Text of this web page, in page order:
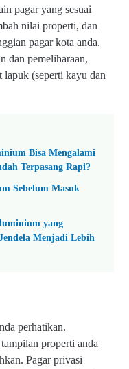
pagar yang sesuai
nilai properti, dan
pagar kota anda.
dan pemeliharaan,
lapuk (seperti kayu dan
Bisa Mengalami
Terpasang Rapi?
Sebelum Masuk
yang
Menjadi Lebih
perhatikan.
properti anda
Pagar privasi